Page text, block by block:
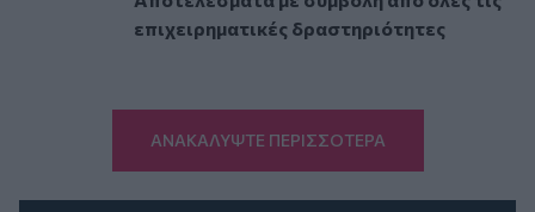
επιχειρηματικές δραστηριότητες
ΑΝΑΚΑΛΥΨΤΕ ΠΕΡΙΣΣΟΤΕΡΑ